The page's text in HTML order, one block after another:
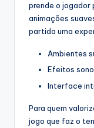
prende o jogador
animações
partida uma
Ambientes
Efeitos
Interface
Para quem
jogo que faz o